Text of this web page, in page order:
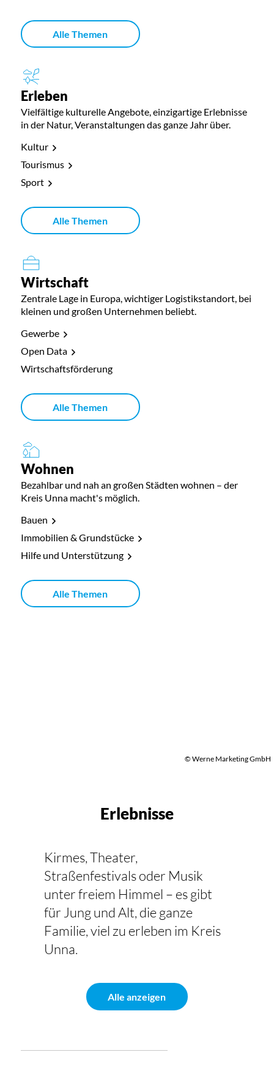
Alle Themen
Erleben
Vielfältige kulturelle Angebote, einzigartige Erlebnisse
in der Natur, Veranstaltungen das ganze Jahr über.
Kultur
Tourismus
Sport
Alle Themen
Wirtschaft
Zentrale Lage in Europa, wichtiger Logistikstandort, bei
kleinen und großen Unternehmen beliebt.
Gewerbe
Open Data
Wirtschaftsförderung
Alle Themen
Wohnen
Bezahlbar und nah an großen Städten wohnen – der
Kreis Unna macht's möglich.
Bauen
Immobilien & Grundstücke
Hilfe und Unterstützung
Alle Themen
© Werne Marketing GmbH
Erlebnisse
Kirmes, Theater,
Straßenfestivals oder Musik
unter freiem Himmel – es gibt
für Jung und Alt, die ganze
Familie, viel zu erleben im Kreis
Unna.
Alle anzeigen